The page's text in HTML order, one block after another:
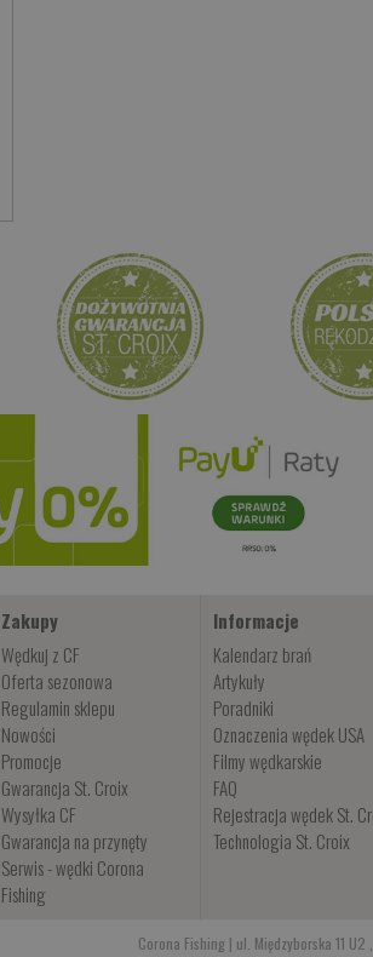
Zakupy
Wędkuj z CF
Oferta sezonowa
Regulamin sklepu
Nowości
Promocje
Gwarancja St. Croix
Wysyłka CF
Gwarancja na przynęty
Serwis - wędki Corona
Fishing
Informacje
Kalendarz brań
Artykuły
Poradniki
Oznaczenia wędek USA
Filmy wędkarskie
FAQ
Rejestracja wędek St.
Technologia St. Croix
Corona Fishing | ul. Międzyborska 11